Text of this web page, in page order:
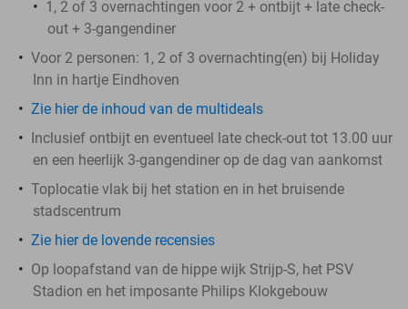
1, 2 of 3 overnachtingen voor 2 + ontbijt + late check-
out + 3-gangendiner
Voor 2 personen: 1, 2 of 3 overnachting(en) bij Holiday
Inn in hartje Eindhoven
Zie hier de inhoud van de multideals
Inclusief ontbijt en eventueel late check-out tot 13.00 uur
en een heerlijk 3-gangendiner op de dag van aankomst
Toplocatie vlak bij het station en in het bruisende
stadscentrum
Zie hier de lovende recensies
Op loopafstand van de hippe wijk Strijp-S, het PSV
Stadion en het imposante Philips Klokgebouw